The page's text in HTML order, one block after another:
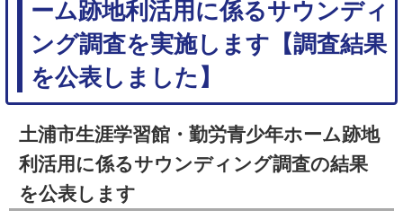
ーム跡地利活用に係るサウンディ
ング調査を実施します【調査結果
を公表しました】
土浦市生涯学習館・勤労青少年ホーム跡地
利活用に係るサウンディング調査の結果
を公表します